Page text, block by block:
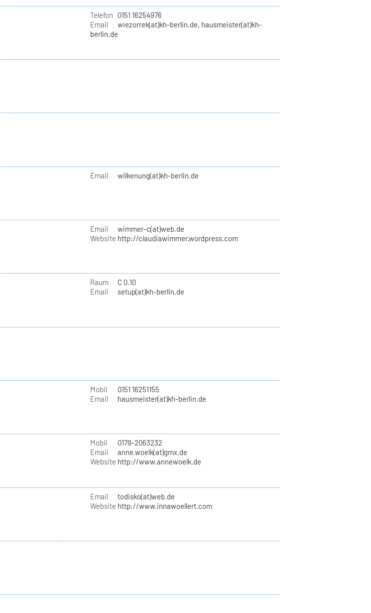
Telefon
0151 16254976
Email
wiezorrek(at)kh-berlin.de, hausmeister(at)kh-
berlin.de
Email wilkenung(at)kh-berlin.de
Email
wimmer-c(at)web.de
Website http://claudiawimmer.wordpress.com
Raum
C 0.10
Email
setup(at)kh-berlin.de
Mobil
0151 16251155
Email
hausmeister(at)kh-berlin.de
Mobil
0179-2063232
Email
anne.woelk(at)gmx.de
Website http://www.annewoelk.de
Email
todisko(at)web.de
Website http://www.innawoellert.com